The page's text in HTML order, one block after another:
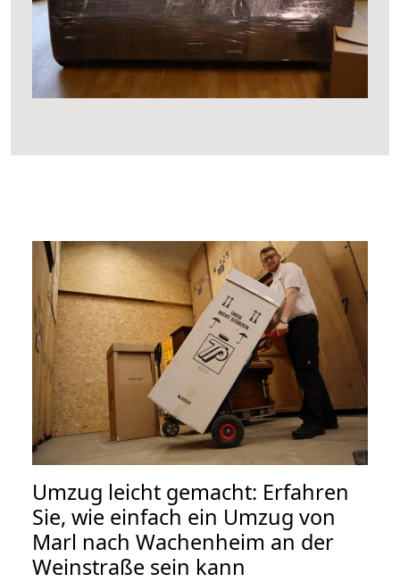
Umzug leicht gemacht: Erfahren
Sie, wie einfach ein Umzug von
Marl nach Wachenheim an der
Weinstraße sein kann